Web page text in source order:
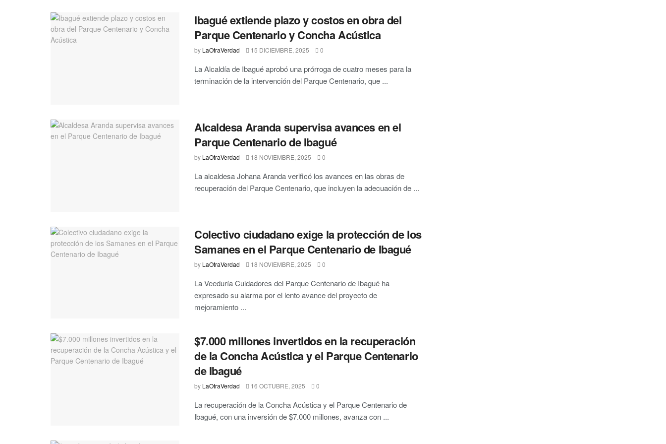
Ibagué extiende plazo y costos en obra del
Parque Centenario y Concha Acústica
by LaOtraVerdad 15 DICIEMBRE, 2025 0
La Alcaldía de Ibagué aprobó una prórroga de cuatro meses para la
terminación de la intervención del Parque Centenario, que ...
Alcaldesa Aranda supervisa avances en el
Parque Centenario de Ibagué
by LaOtraVerdad 18 NOVIEMBRE, 2025 0
La alcaldesa Johana Aranda verificó los avances en las obras de
recuperación del Parque Centenario, que incluyen la adecuación de ...
Colectivo ciudadano exige la protección de los
Samanes en el Parque Centenario de Ibagué
by LaOtraVerdad 18 NOVIEMBRE, 2025 0
La Veeduría Cuidadores del Parque Centenario de Ibagué ha
expresado su alarma por el lento avance del proyecto de
mejoramiento ...
$7.000 millones invertidos en la recuperación
de la Concha Acústica y el Parque Centenario
de Ibagué
by LaOtraVerdad 16 OCTUBRE, 2025 0
La recuperación de la Concha Acústica y el Parque Centenario de
Ibagué, con una inversión de $7.000 millones, avanza con ...